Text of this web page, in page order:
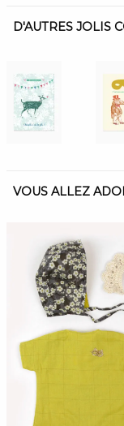
D'AUTRES JOLIS
VOUS ALLEZ